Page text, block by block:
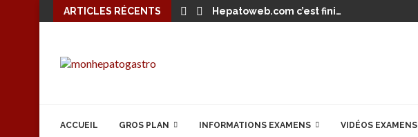
ARTICLES RÉCENTS Hepatoweb.com c’est fini…
ACCUEIL GROS PLAN INFORMATIONS EXAMENS VIDÉOS EXAMENS